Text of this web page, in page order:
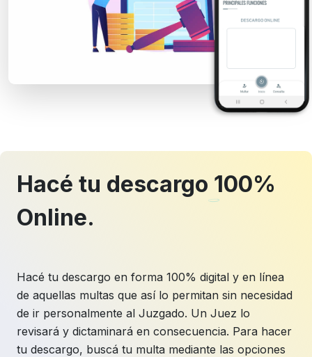
Hacé tu descargo 100%
Online.
Hacé tu descargo en forma 100% digital y en línea
de aquellas multas que así lo permitan sin necesidad
de ir personalmente al Juzgado. Un Juez lo
revisará y dictaminará en consecuencia. Para hacer
tu descargo, buscá tu multa mediante las opciones